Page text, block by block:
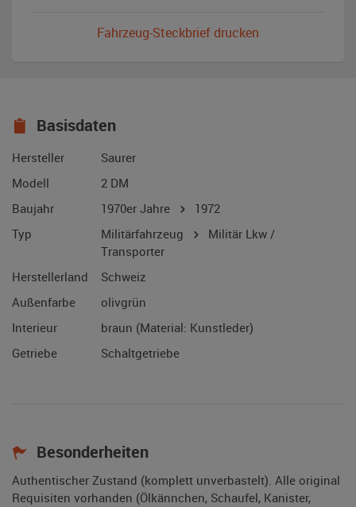
Fahrzeug-Steckbrief drucken
Basisdaten
Hersteller
Saurer
Modell
2 DM
Baujahr
1970er Jahre
1972
Typ
Militärfahrzeug
Militär Lkw /
Transporter
Herstellerland
Schweiz
Außenfarbe
olivgrün
Interieur
braun (Material: Kunstleder)
Getriebe
Schaltgetriebe
Besonderheiten
Authentischer Zustand (komplett unverbastelt). Alle original
Requisiten vorhanden (Ölkännchen, Schaufel, Kanister,